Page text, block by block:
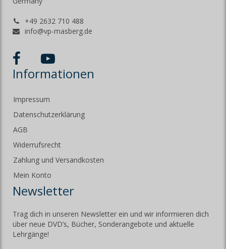
+49 2632 710 488
info@vp-masberg.de
Informationen
Impressum
Datenschutzerklärung
AGB
Widerrufsrecht
Zahlung und Versandkosten
Mein Konto
Newsletter
Trag dich in unseren Newsletter ein und wir informieren dich
über neue DVD’s, Bücher, Sonderangebote und aktuelle
Lehrgänge!